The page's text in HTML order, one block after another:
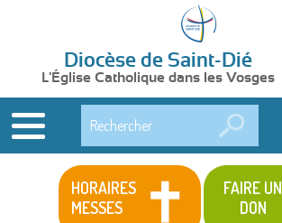
Diocèse de Saint-Dié
L'Église Catholique dans les Vosges
HORAIRES
MESSES
FAIRE UN
DON